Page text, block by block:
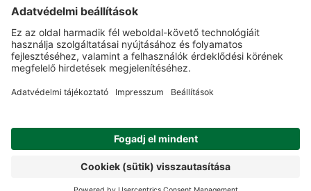
Grube Kft. © 2009 - 2026. Minden jog fenntartva. All rights
reserved.
Tervezte és készítette:
Vision-Software, az Octopus 8 ERP
forgalmazója.